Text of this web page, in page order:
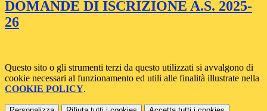
DOMANDE DI ISCRIZIONE A.S. 2025-
26
Questo sito o gli strumenti terzi da questo utilizzati si avvalgono di
cookie necessari al funzionamento ed utili alle finalità illustrate nella
COOKIE POLICY.